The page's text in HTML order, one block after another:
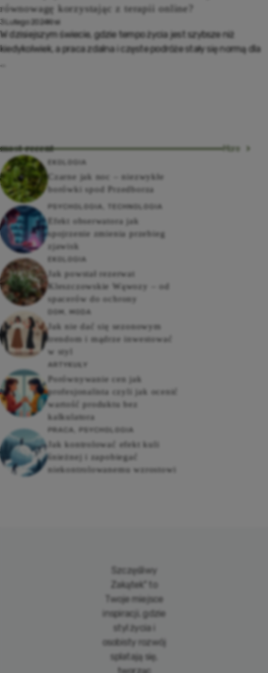
równowagę korzystając z terapii online?
3 Lutego 2024Krei
W dzisiejszym świecie, gdzie tempo życia jest szybsze niż
kiedykolwiek, a praca zdalna i częste podróże stały się normą dla
...
most recent More
EKOLOGIA
Czarne jak noc – niezwykłe
borówki spod Przedborza
PSYCHOLOGIA TECHNOLOGIA
Efekt obserwatora jak
spojrzenie zmienia przebieg
zjawisk
EKOLOGIA
Jak powstał rezerwat
Kleszczowskie Wąwozy – od
spacerów do ochrony
DOM MODA
Jak nie dać się sezonowym
trendom i mądrze inwestować
w styl
ARTYKUŁY
Porównywanie cen jak
profesjonalista czyli jak ocenić
wartość produktu bez
kalkulatora
PRACA PSYCHOLOGIA
Jak kontrolować efekt kuli
śnieżnej i zapobiegać
niekontrolowanemu wzrostowi
Szczęśliwy
Zakątek" to
Twoje miejsce
inspiracji, gdzie
styl życia i
osobisty rozwój
splatają się,